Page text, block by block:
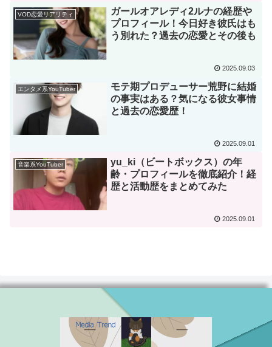
VOD恋愛リアリティ
ガールオアレディ2ルナの経歴や
プロフィール！今日好き彼氏はも
う別れた？過去の恋愛とその後も
2025.09.03
エンタメ系YouTuber
モテ期プロデューサー荒野に結婚
の事実はある？気になる彼女事情
と過去の恋愛歴！
2025.09.01
音楽系YouTuber
yu_ki（ビートボックス）の年
齢・プロフィールを徹底紹介！経
歴と活動歴をまとめてみた
2025.09.01